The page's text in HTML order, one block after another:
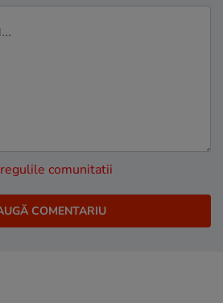
regulile comunitatii